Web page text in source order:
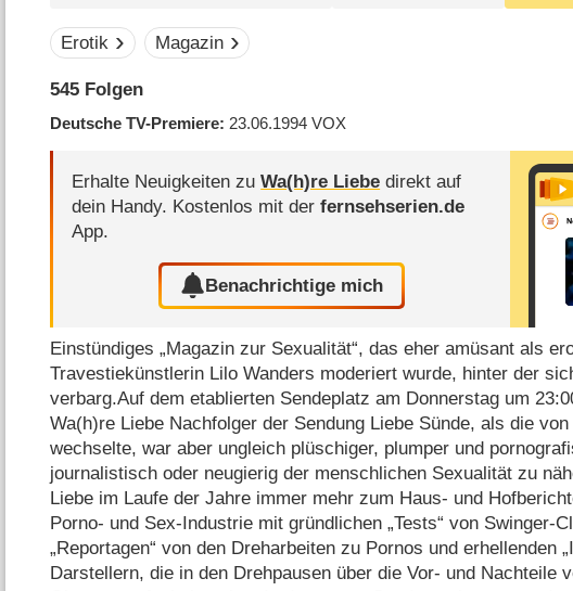
Erotik Magazin
545 Folgen
Deutsche TV-Premiere 23.06.1994VOX
Erhalte Neuigkeiten zuWa(h)re Liebe direkt auf
dein Handy. Kostenlos mit derfernsehserien.de
App.
Benachrichtige mich
Einstündiges „Magazin zur Sexualität“, das eher amüsant als
Travestiekünstlerin Lilo Wanders moderiert wurde, hinter der
verbarg.Auf dem etablierten Sendeplatz am Donnerstag um
Wa(h)re Liebe Nachfolger der Sendung Liebe Sünde, als die
wechselte, war aber ungleich plüschiger, plumper und
journalistisch oder neugierig der menschlichen Sexualität zu
Liebe im Laufe der Jahre immer mehr zum Haus- und
Porno- und Sex-Industrie mit gründlichen „Tests“ von Swinger-
„Reportagen“ von den Dreharbeiten zu Pornos und erhellenden
Darstellern, die in den Drehpausen über die Vor- und Nachteile